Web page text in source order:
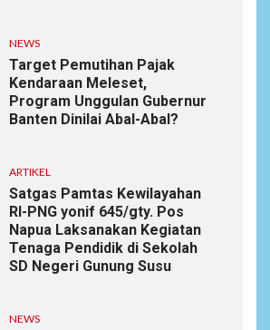
NEWS
Target Pemutihan Pajak
Kendaraan Meleset,
Program Unggulan Gubernur
Banten Dinilai Abal-Abal?
ARTIKEL
Satgas Pamtas Kewilayahan
RI-PNG yonif 645/gty. Pos
Napua Laksanakan Kegiatan
Tenaga Pendidik di Sekolah
SD Negeri Gunung Susu
NEWS